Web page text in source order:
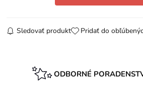
Sledovať produkt Pridať do
ODBORNÉ